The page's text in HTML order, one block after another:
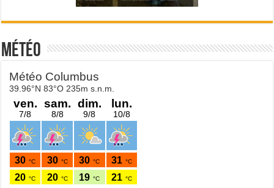
Météo